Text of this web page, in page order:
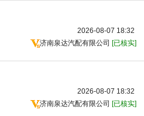
2026-08-07 18:32
济南泉达汽配有限公司 [已核实]
2026-08-07 18:32
济南泉达汽配有限公司 [已核实]